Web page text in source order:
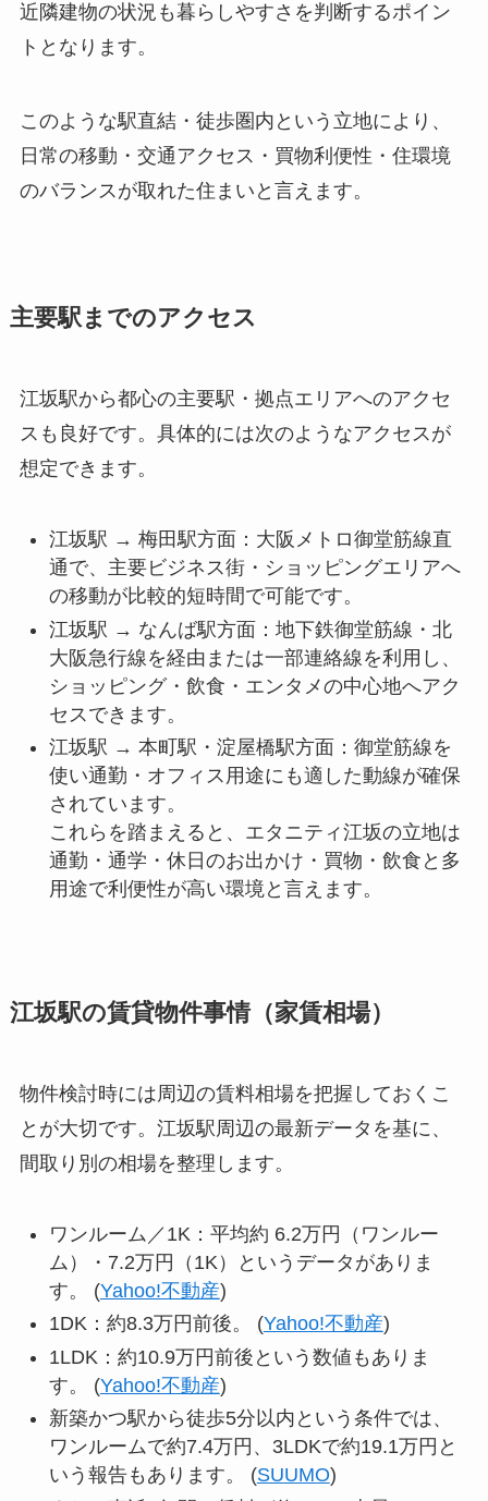
近隣建物の状況も暮らしやすさを判断するポイン
トとなります。
このような駅直結・徒歩圏内という立地により、
日常の移動・交通アクセス・買物利便性・住環境
のバランスが取れた住まいと言えます。
主要駅までのアクセス
江坂駅から都心の主要駅・拠点エリアへのアクセ
スも良好です。具体的には次のようなアクセスが
想定できます。
江坂駅 → 梅田駅方面：大阪メトロ御堂筋線直
通で、主要ビジネス街・ショッピングエリアへ
の移動が比較的短時間で可能です。
江坂駅 → なんば駅方面：地下鉄御堂筋線・北
大阪急行線を経由または一部連絡線を利用し、
ショッピング・飲食・エンタメの中心地へアク
セスできます。
江坂駅 → 本町駅・淀屋橋駅方面：御堂筋線を
使い通勤・オフィス用途にも適した動線が確保
されています。
これらを踏まえると、エタニティ江坂の立地は
通勤・通学・休日のお出かけ・買物・飲食と多
用途で利便性が高い環境と言えます。
江坂駅の賃貸物件事情（家賃相場）
物件検討時には周辺の賃料相場を把握しておくこ
とが大切です。江坂駅周辺の最新データを基に、
間取り別の相場を整理します。
ワンルーム／1K：平均約 6.2万円（ワンルー
ム）・7.2万円（1K）というデータがありま
す。 (Yahoo!不動産)
1DK：約8.3万円前後。 (Yahoo!不動産)
1LDK：約10.9万円前後という数値もありま
す。 (Yahoo!不動産)
新築かつ駅から徒歩5分以内という条件では、
ワンルームで約7.4万円、3LDKで約19.1万円と
いう報告もあります。 (SUUMO)